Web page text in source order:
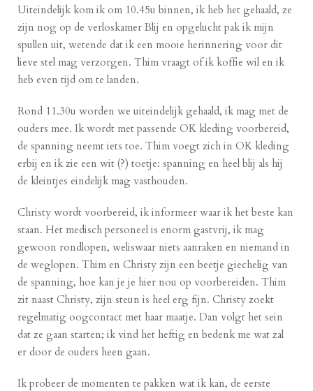
Uiteindelijk kom ik om 10.45u binnen, ik heb het gehaald, ze
zijn nog op de verloskamer Blij en opgelucht pak ik mijn
spullen uit, wetende dat ik een mooie herinnering voor dit
lieve stel mag verzorgen. Thim vraagt of ik koffie wil en ik
heb even tijd om te landen.
Rond 11.30u worden we uiteindelijk gehaald, ik mag met de
ouders mee. Ik wordt met passende OK kleding voorbereid,
de spanning neemt iets toe. Thim voegt zich in OK kleding
erbij en ik zie een wit (?) toetje: spanning en heel blij als hij
de kleintjes eindelijk mag vasthouden.
Christy wordt voorbereid, ik informeer waar ik het beste kan
staan. Het medisch personeel is enorm gastvrij, ik mag
gewoon rondlopen, weliswaar niets aanraken en niemand in
de weglopen. Thim en Christy zijn een beetje giechelig van
de spanning, hoe kan je je hier nou op voorbereiden. Thim
zit naast Christy, zijn steun is heel erg fijn. Christy zoekt
regelmatig oogcontact met haar maatje. Dan volgt het sein
dat ze gaan starten; ik vind het heftig en bedenk me wat zal
er door de ouders heen gaan.
Ik probeer de momenten te pakken wat ik kan, de eerste